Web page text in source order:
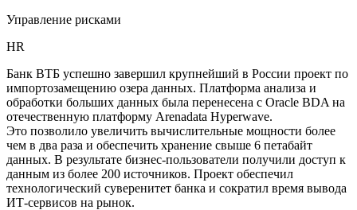
Управление рисками
HR
Банк ВТБ успешно завершил крупнейший в России проект по
импортозамещению озера данных. Платформа анализа и
обработки больших данных была перенесена с Oracle BDA на
отечественную платформу Arenadata Hyperwave.
Это позволило увеличить вычислительные мощности более
чем в два раза и обеспечить хранение свыше 6 петабайт
данных. В результате бизнес-пользователи получили доступ к
данным из более 200 источников. Проект обеспечил
технологический суверенитет банка и сократил время вывода
ИТ-сервисов на рынок.